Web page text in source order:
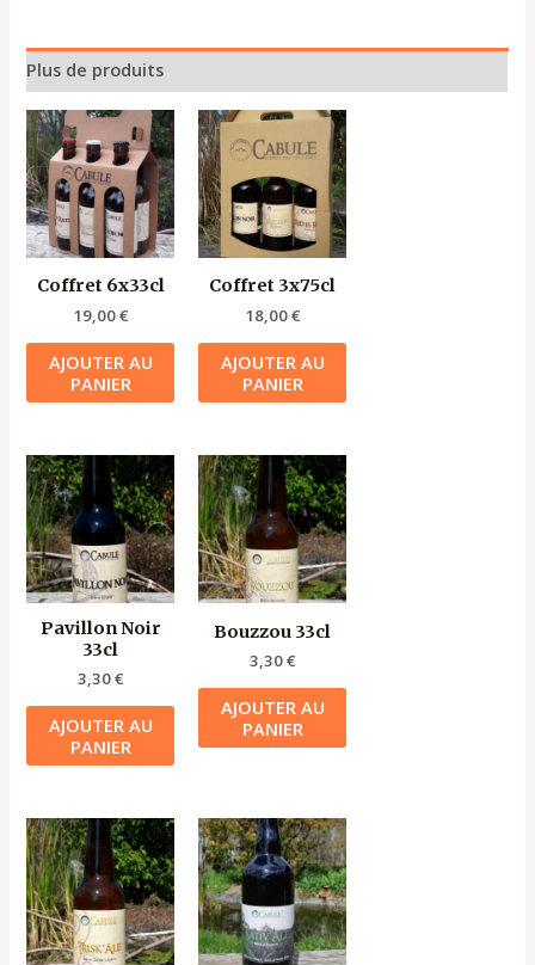
Plus de produits
Coffret 6x33cl
19,00€
AJOUTER AU
PANIER
Coffret 3x75cl
18,00€
AJOUTER AU
PANIER
Pavillon Noir
33cl
3,30€
AJOUTER AU
PANIER
Bouzzou 33cl
3,30€
AJOUTER AU
PANIER